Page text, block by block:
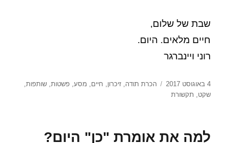
שבת של שלום,
חיים מלאים. היום.
רוני ויינברגר
פורסם
בתאריך
4 באוגוסט 2017 תגיות
הכרת תודה,זיכרון, חיים, מסע,פשטות,שותפות,
שקט, תקשורת
למה את אומרת "כן" היום?